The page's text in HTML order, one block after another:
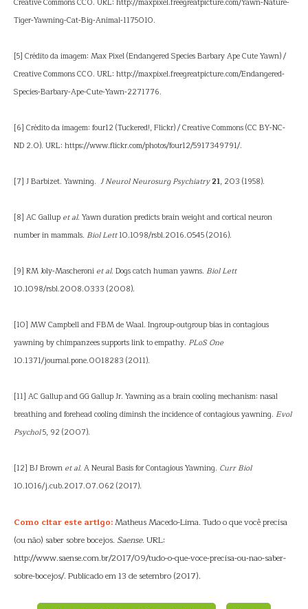
Tiger-Yawning-Cat-Big-Animal-1175010.
[5] Crédito da imagem: Max Pixel (Endangered Species Barbary Ape Cute Yawn) /
Creative Commons CC0. URL: http://maxpixel.freegreatpicture.com/Endangered-
Species-Barbary-Ape-Cute-Yawn-2271776.
[6] Crédito da imagem: four12 (Tuckered!, Flickr) / Creative Commons (CC BY-NC-
ND 2.0). URL: https://www.flickr.com/photos/four12/5917349791/.
[7] J Barbizet. Yawning. J Neurol Neurosurg Psychiatry 21, 203 (1958).
[8] AC Gallup et al. Yawn duration predicts brain weight and cortical neuron
number in mammals. Biol Lett10.1098/rsbl.2016.0545 (2016).
[9] RM Joly-Mascheroni et al. Dogs catch human yawns. Biol Lett
10.1098/rsbl.2008.0333 (2008).
[10] MW Campbell and FBM de Waal. Ingroup-outgroup bias in contagious
yawning by chimpanzees supports link to empathy. PLoS One
10.1371/journal.pone.0018283 (2011).
[11] AC Gallup and GG Gallup Jr. Yawning as a brain cooling mechanism: nasal
breathing and forehead cooling diminsh the incidence of contagious yawning. Evol
Psychol5, 92 (2007).
[12] BJ Brown et al. A Neural Basis for Contagious Yawning. Curr Biol
10.1016/j.cub.2017.07.062 (2017).
Como citar este artigo:Matheus Macedo-Lima. Tudo o que você precisa
(ou não) saber sobre bocejos. Saense. URL:
http://www.saense.com.br/2017/09/tudo-o-que-voce-precisa-ou-nao-saber-
sobre-bocejos/. Publicado em 13 de setembro (2017).